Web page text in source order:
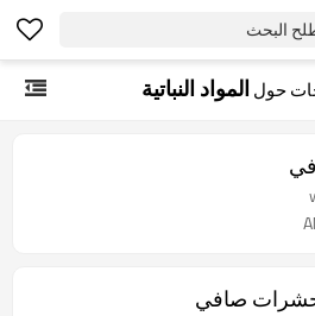
البحث
حول المواد النباتية
صافي